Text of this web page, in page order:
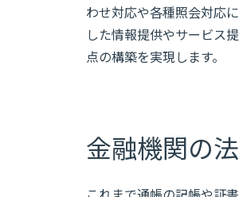
わせ対応や各種照会対応
した情報提供やサービス
点の構築を実現します。
金融機関の